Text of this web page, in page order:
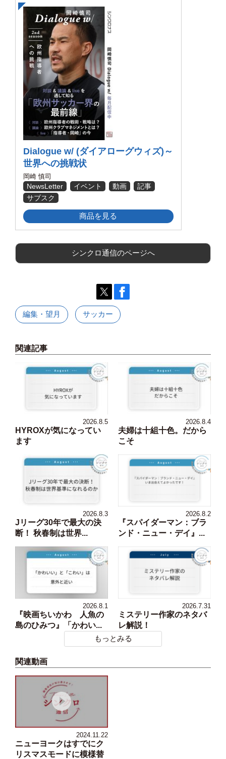
Dialogue w/ (ダイアローグウィズ)～
世界への挑戦状
岡崎 慎司
NewsLetter イベント 動画
記事
サブスク
商品を見る
シンクロ通信のページへ
編集・望月 サッカー
関連記事
2026.8.5
HYROXが気になってい
ます
2026.8.4
夫婦は十組十色。だから
こそ
2026.8.3
Jリーグ30年で最大の決
断！ 秋春制は世界...
2026.8.2
『スパイダーマン：ブラ
ンド・ニュー・デイ』...
2026.8.1
『映画ちいかわ 人魚の
島のひみつ』「かわい...
2026.7.31
ミステリー作家のネタバ
レ解説！
もっとみる
関連動画
2024.11.22
ニューヨークはすでにク
リスマスモードに模様替